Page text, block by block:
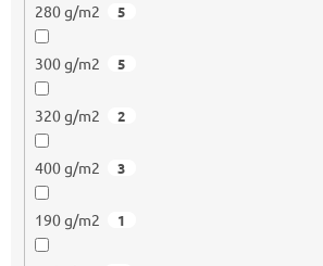
280 g/m2 5
300 g/m2 5
320 g/m2 2
400 g/m2 3
190 g/m2 1